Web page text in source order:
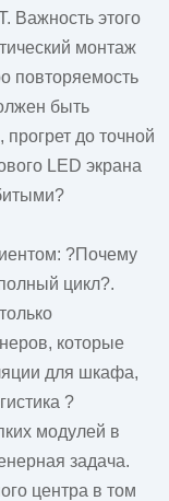
Важность этого
монтаж
повторяемость
быть
до точной
LED экрана
?Почему
цикл?.
которые
для шкафа,
?
модулей в
задача.
центра в том